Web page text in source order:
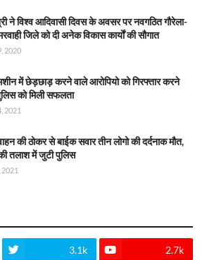
ने विश्व आदिवासी दिवस के अवसर पर नवगठित गौरेला-
जिले को दी अनेक विकास कार्याें की सौगात
2020
में छेड़छाड़ करने वाले आरोपियो को गिरफ्तार करने
को मिली सफलता
2021
की ठोकर से बाईक सवार तीन लोगो की दर्दनाक मौत,
तलाश में जुटी पुलिस
2021
3.1k 2.7k